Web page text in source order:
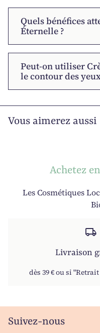
Quels bénéfices
Éternelle ?
Peut-on utiliser
le contour des
Vous aimerez aussi
Achetez
Les Cosmétiques
local_shipping
Livraison
dès 39 € ou si
Suivez-nous